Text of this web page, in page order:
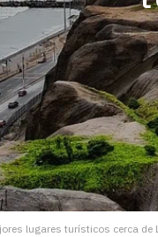
lugares turísticos cerca de